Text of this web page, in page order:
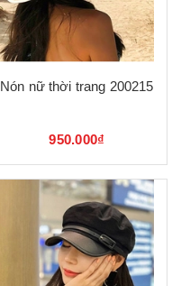
Nón nữ thời trang 200215
950.000₫